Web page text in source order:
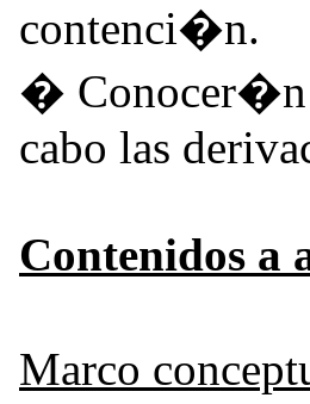
contenci�n.
� Conocer�n
cabo las
Contenidos a
Marco